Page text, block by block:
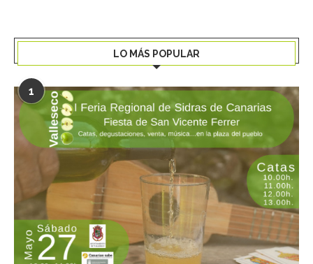
LO MÁS POPULAR
1